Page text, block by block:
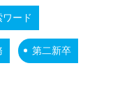
ード
第二新卒